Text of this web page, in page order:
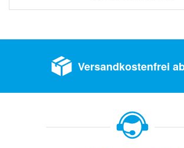
Versandkostenfrei